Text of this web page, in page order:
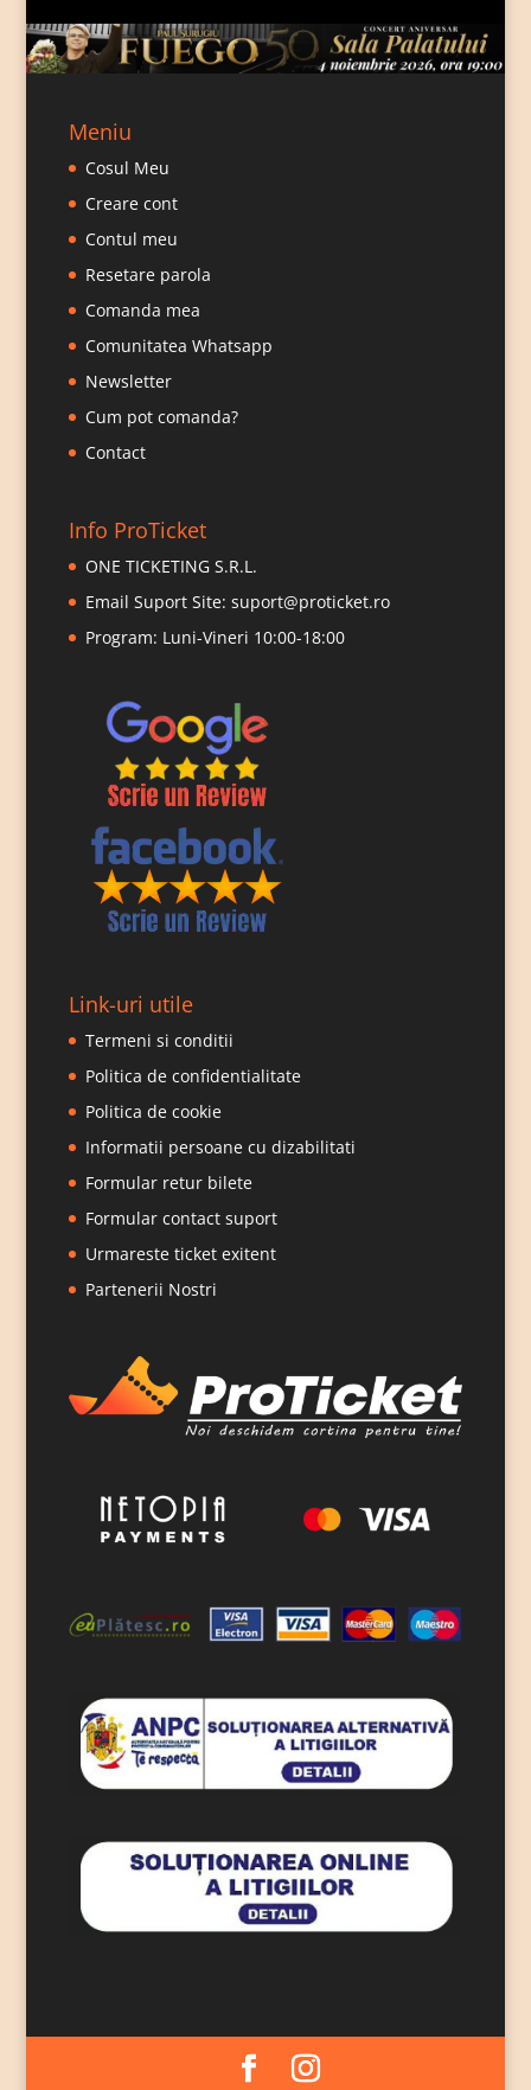
Meniu
Cosul Meu
Creare cont
Contul meu
Resetare parola
Comanda mea
Comunitatea Whatsapp
Newsletter
Cum pot comanda?
Contact
Info ProTicket
ONE TICKETING S.R.L.
Email Suport Site: suport@proticket.ro
Program: Luni-Vineri 10:00-18:00
Link-uri utile
Termeni si conditii
Politica de confidentialitate
Politica de cookie
Informatii persoane cu dizabilitati
Formular retur bilete
Formular contact suport
Urmareste ticket exitent
Partenerii Nostri